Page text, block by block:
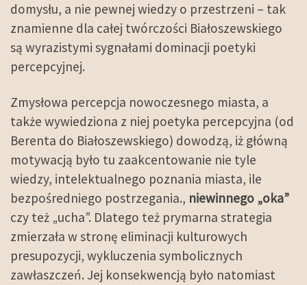
domysłu, a nie pewnej wiedzy o przestrzeni – tak
znamienne dla całej twórczości Białoszewskiego
są wyrazistymi sygnałami dominacji poetyki
percepcyjnej.
Zmysłowa percepcja nowoczesnego miasta, a
także wywiedziona z niej poetyka percepcyjna (od
Berenta do Białoszewskiego) dowodzą, iż główną
motywacją było tu zaakcentowanie nie tyle
wiedzy, intelektualnego poznania miasta, ile
bezpośredniego postrzegania., niewinnego „oka”
czy też „ucha”. Dlatego też prymarna strategia
zmierzała w stronę eliminacji kulturowych
presupozycji, wykluczenia symbolicznych
zawłaszczeń. Jej konsekwencją było natomiast